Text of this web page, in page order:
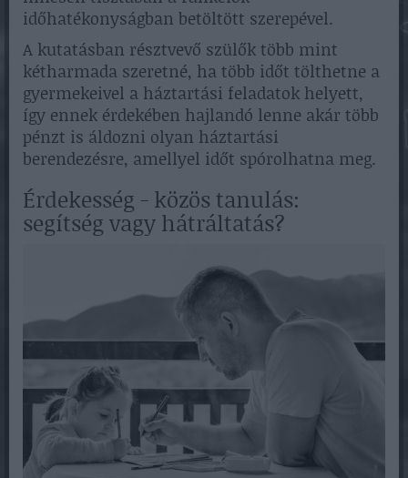
időhatékonyságban betöltött szerepével.
A kutatásban résztvevő szülők több mint
kétharmada szeretné, ha több időt tölthetne a
gyermekeivel a háztartási feladatok helyett,
így ennek érdekében hajlandó lenne akár több
pénzt is áldozni olyan háztartási
berendezésre, amellyel időt spórolhatna meg.
Érdekesség - közös tanulás:
segítség vagy hátráltatás?